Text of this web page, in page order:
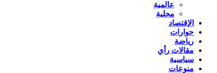
عالمية
محلية
الإقتصاد
حوارات
رياضة
مقالات رأي
سياسية
منوعات